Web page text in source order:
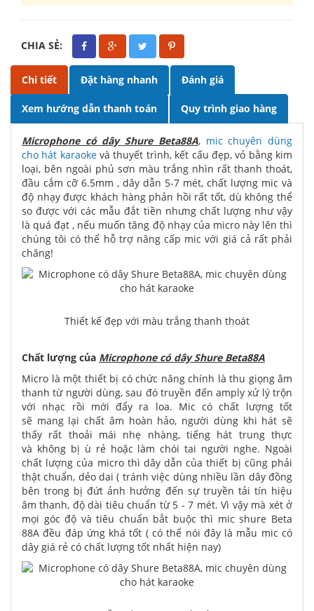
CHIA SẺ:
Chi tiết Đặt hàng nhanh Đánh giá
Xem hướng dẫn thanh toán Quy trình giao hàng
Microphone có dây Shure Beta88A, mic chuyên dùng
cho hát karaokevà thuyết trình, kết cấu đẹp, vỏ bằng kim
loại, bên ngoài phủ sơn màu trắng nhìn rất thanh thoát,
đầu cắm cỡ 6.5mm , dây dẫn 5-7 mét, chất lượng mic và
độ nhạy được khách hàng phản hồi rất tốt, dù không thể
so được với các mẫu đắt tiền nhưng chất lượng như vậy
là quá đạt , nếu muốn tăng độ nhạy của micro này lên thì
chúng tôi có thể hỗ trợ nâng cấp mic với giá cả rất phải
chăng!
Thiết kế đẹp với màu trắng thanh thoát
Chất lượng của Microphone có dây Shure Beta88A
Micro là một thiết bị có chức năng chính là thu giọng âm
thanh từ người dùng, sau đó truyền đến amply xử lý trộn
với nhạc rồi mới đẩy ra loa. Mic có chất lượng tốt
sẽ mang lại chất âm hoàn hảo, người dùng khi hát sẽ
thấy rất thoải mái nhẹ nhàng, tiếng hát trung thực
và không bị ù rẻ hoặc làm chói tai người nghe. Ngoài
chất lượng của micro thì dây dẫn của thiết bị cũng phải
thật chuẩn, dẻo dai ( tránh việc dùng nhiều lần dây đồng
bên trong bị đứt ảnh hưởng đến sự truyền tải tín hiệu
âm thanh, độ dài tiêu chuẩn từ 5 - 7 mét. Vì vậy mà xét ở
mọi góc độ và tiêu chuẩn bắt buộc thì mic shure Beta
88A đều đáp ứng khá tốt ( có thể nói đây là mẫu mic có
dây giá rẻ có chất lượng tốt nhất hiện nay)